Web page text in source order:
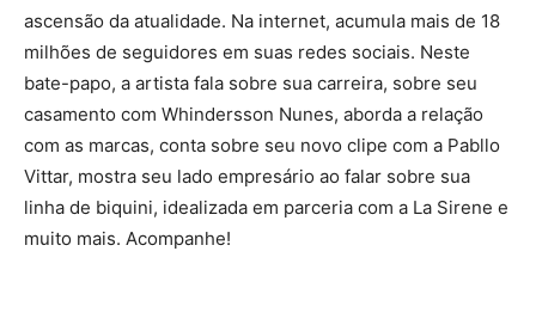
ascensão da atualidade. Na internet, acumula mais de 18
milhões de seguidores em suas redes sociais. Neste
bate-papo, a artista fala sobre sua carreira, sobre seu
casamento com Whindersson Nunes, aborda a relação
com as marcas, conta sobre seu novo clipe com a Pabllo
Vittar, mostra seu lado empresário ao falar sobre sua
linha de biquini, idealizada em parceria com a La Sirene e
muito mais. Acompanhe!